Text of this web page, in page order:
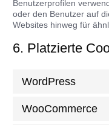
Benutzerprofilen
oder den Benutzer auf
Websites hinweg für
6. Platzierte
WordPress
WooCommerce